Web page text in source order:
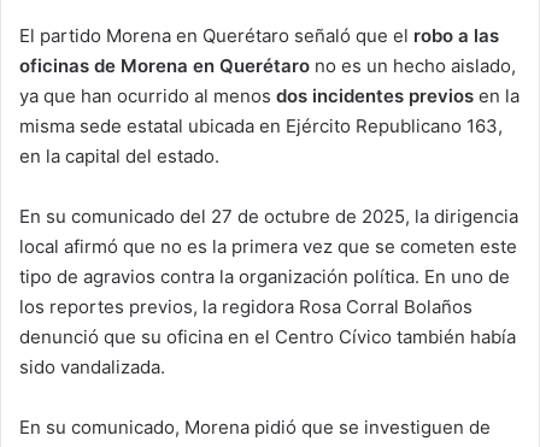
El partido Morena en Querétaro señaló que el robo a las
oficinas de Morena en Querétaro no es un hecho aislado,
ya que han ocurrido al menos dos incidentes previos en la
misma sede estatal ubicada en Ejército Republicano 163,
en la capital del estado.
En su comunicado del 27 de octubre de 2025, la dirigencia
local afirmó que no es la primera vez que se cometen este
tipo de agravios contra la organización política. En uno de
los reportes previos, la regidora Rosa Corral Bolaños
denunció que su oficina en el Centro Cívico también había
sido vandalizada.
En su comunicado, Morena pidió que se investiguen de